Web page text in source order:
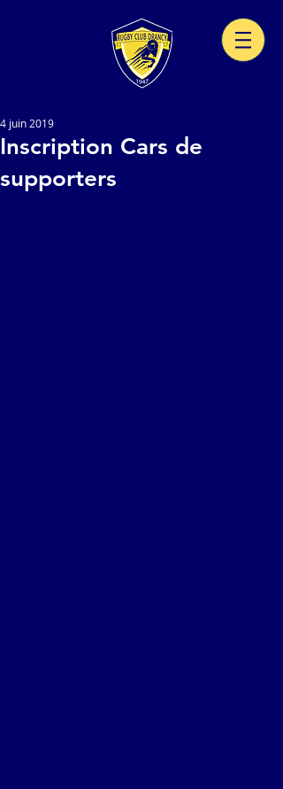
Inscription Cars de
supporters
4 juin 2019